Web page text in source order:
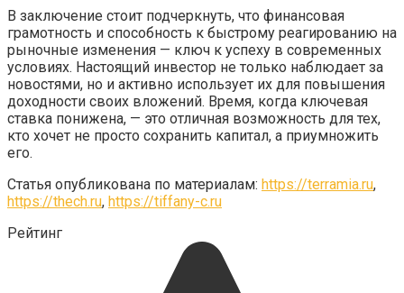
В заключение стоит подчеркнуть, что финансовая
грамотность и способность к быстрому реагированию на
рыночные изменения — ключ к успеху в современных
условиях. Настоящий инвестор не только наблюдает за
новостями, но и активно использует их для повышения
доходности своих вложений. Время, когда ключевая
ставка понижена, — это отличная возможность для тех,
кто хочет не просто сохранить капитал, а приумножить
его.
Статья опубликована по материалам: https://terramia.ru,
https://thech.ru, https://tiffany-c.ru
Рейтинг